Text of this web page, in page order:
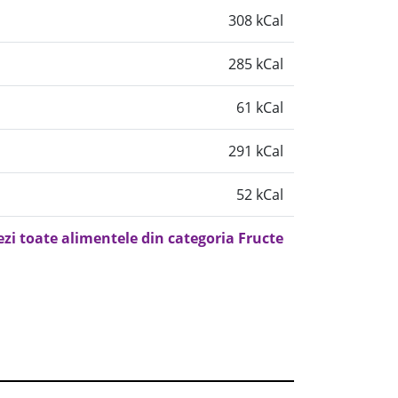
308 kCal
285 kCal
61 kCal
291 kCal
52 kCal
toate alimentele din categoria Fructe